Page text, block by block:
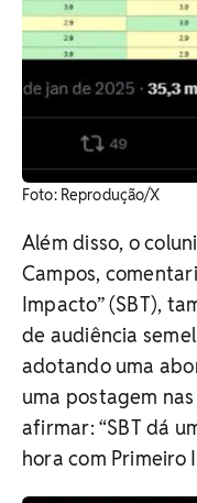
Foto: Reprodução/X
Além disso, o
Campos,
Impacto” (SBT),
de audiência
adotando uma
uma postagem
afirmar: “SBT dá
hora com Primeiro